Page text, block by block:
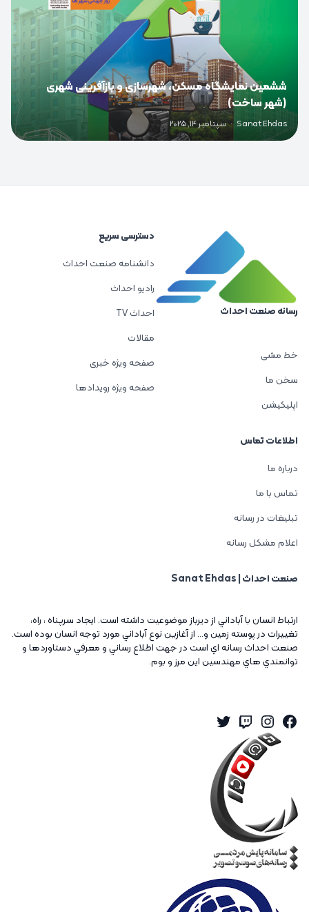
ششمین نمایشگاه مسکن، شهرسازی و بازآفرینی شهری
(شهر ساخت)
Sanat Ehdas
· سپتامبر 14, 2025
رسانه صنعت احداث
خط مشی
سخن ما
اپلیکیشن
دسترسی سریع
دانشنامه صنعت احداث
رادیو احداث
احداث TV
مقالات
صفحه ویژه خبری
صفحه ویژه رویدادها
اطلاعات تماس
درباره ما
تماس با ما
تبلیغات در رسانه
اعلام مشکل رسانه
صنعت احداث | Sanat Ehdas
ارتباط انسان با آباداني از ديرباز موضوعيت داشته است. ايجاد سرپناه ، راه،
تغييرات در پوسته زمين و... از آغازين نوع آباداني مورد توجه انسان بوده است.
صنعت احداث رسانه اي است در جهت اطلاع رساني و معرفي دستاوردها و
توانمندي هاي مهندسين اين مرز و بوم.
Facebook
Instagram
Twitch
Twitter